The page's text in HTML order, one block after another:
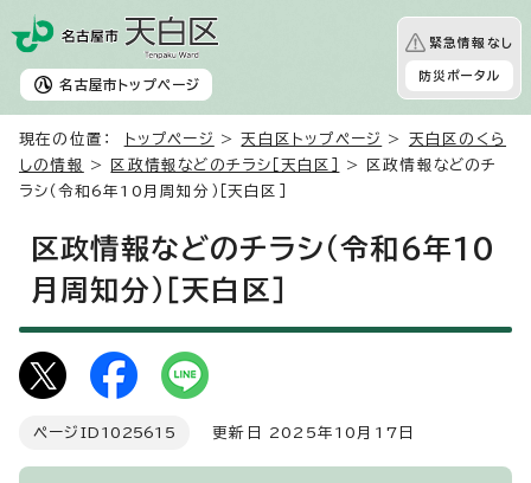
名古屋市 トップページ
緊急情報なし
防災ポータル
現在の位置： トップページ >天白区トップページ > 天白区のくら
しの情報
> 区政情報などのチラシ［天白区］
> 区政情報などのチ
ラシ（令和6年10月周知分）［天白区］
区政情報などのチラシ（令和6年10
月周知分）［天白区］
ページID 1025615 更新日 2025年10月17日